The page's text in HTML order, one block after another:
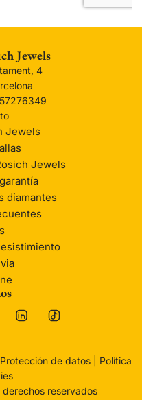
Jewels
4
Jewels
Jewels
diamantes
Protección de datos
Política
reservados